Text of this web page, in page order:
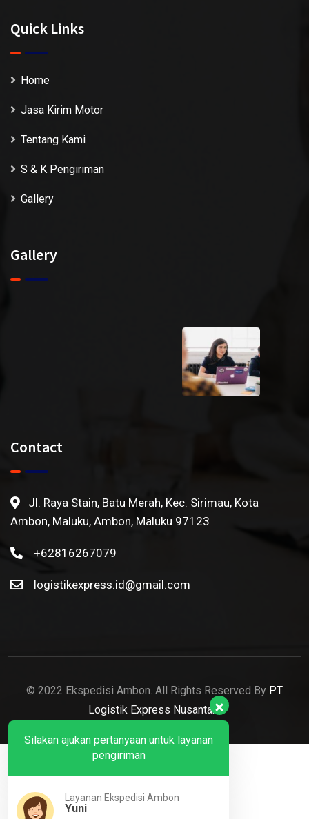
Quick Links
Home
Jasa Kirim Motor
Tentang Kami
S & K Pengiriman
Gallery
Gallery
Contact
Jl. Raya Stain, Batu Merah, Kec. Sirimau, Kota
Ambon, Maluku, Ambon, Maluku 97123
+62816267079
logistikexpress.id@gmail.com
© 2022 Ekspedisi Ambon. All Rights Reserved By PT
Logistik Express Nusantara
Silakan ajukan pertanyaan untuk layanan
pengiriman
Layanan Ekspedisi Ambon
Yuni